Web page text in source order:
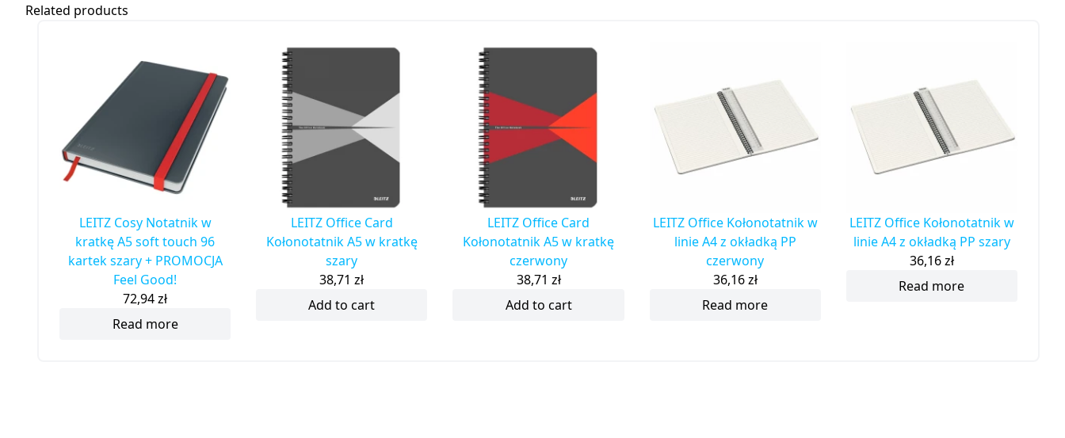
Related products
LEITZ Cosy Notatnik w
kratkę A5 soft touch 96
kartek szary + PROMOCJA
Feel Good!
72,94zł
Read more
LEITZ Office Card
Kołonotatnik A5 w kratkę
szary
38,71zł
Add to cart
LEITZ Office Card
Kołonotatnik A5 w kratkę
czerwony
38,71 zł
Add to cart
LEITZ Office Kołonotatnik w
linie A4 z okładką PP
czerwony
36,16zł
Read more
LEITZ Office Kołonotatnik w
linie A4 z okładką PP szary
36,16zł
Read more